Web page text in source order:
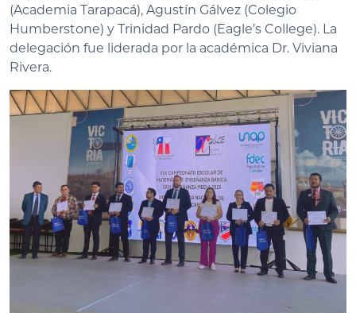
(Academia Tarapacá), Agustín Gálvez (Colegio
Humberstone) y Trinidad Pardo (Eagle’s College). La
delegación fue liderada por la académica Dr. Viviana
Rivera.